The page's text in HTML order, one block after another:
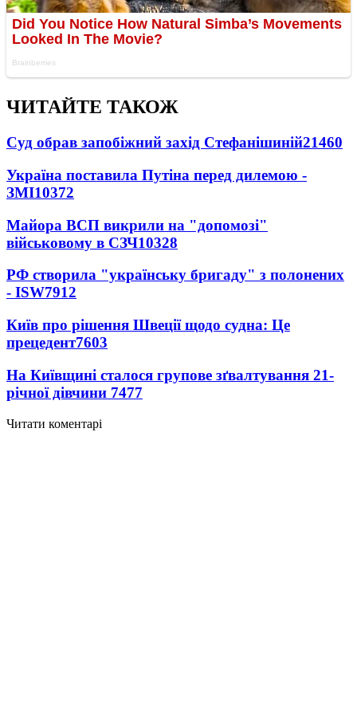
ЧИТАЙТЕ ТАКОЖ
Суд обрав запобіжний захід Стефанішиній21460
Україна поставила Путіна перед дилемою -
ЗМІ10372
Майора ВСП викрили на "допомозі"
військовому в СЗЧ10328
РФ створила "українську бригаду" з полонених
- ISW7912
Київ про рішення Швеції щодо судна: Це
прецедент7603
На Київщині сталося групове зґвалтування 21-
річної дівчини 7477
Читати коментарі